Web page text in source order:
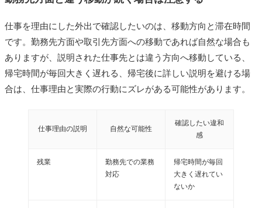
仕事を理由にした外出で確認したいのは、移動方向と滞在時間
です。勤務先方面や取引先方面への移動であれば自然な場合も
ありますが、説明された仕事先とは違う方向へ移動している、
帰宅時間が毎回大きく遅れる、帰宅後に詳しい説明を避ける場
合は、仕事理由と実際の行動にズレがある可能性があります。
仕事理由の説明 自然な可能性
確認したい違和
感
残業
勤務先での業務
対応
帰宅時間が毎回
大きく遅れてい
ないか